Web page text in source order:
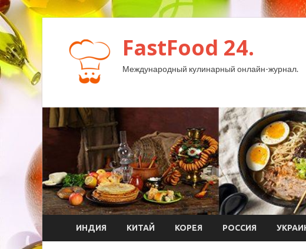
FastFood 24.
Международный кулинарный онлайн-журнал.
ИНДИЯ КИТАЙ КОРЕЯ РОССИЯ